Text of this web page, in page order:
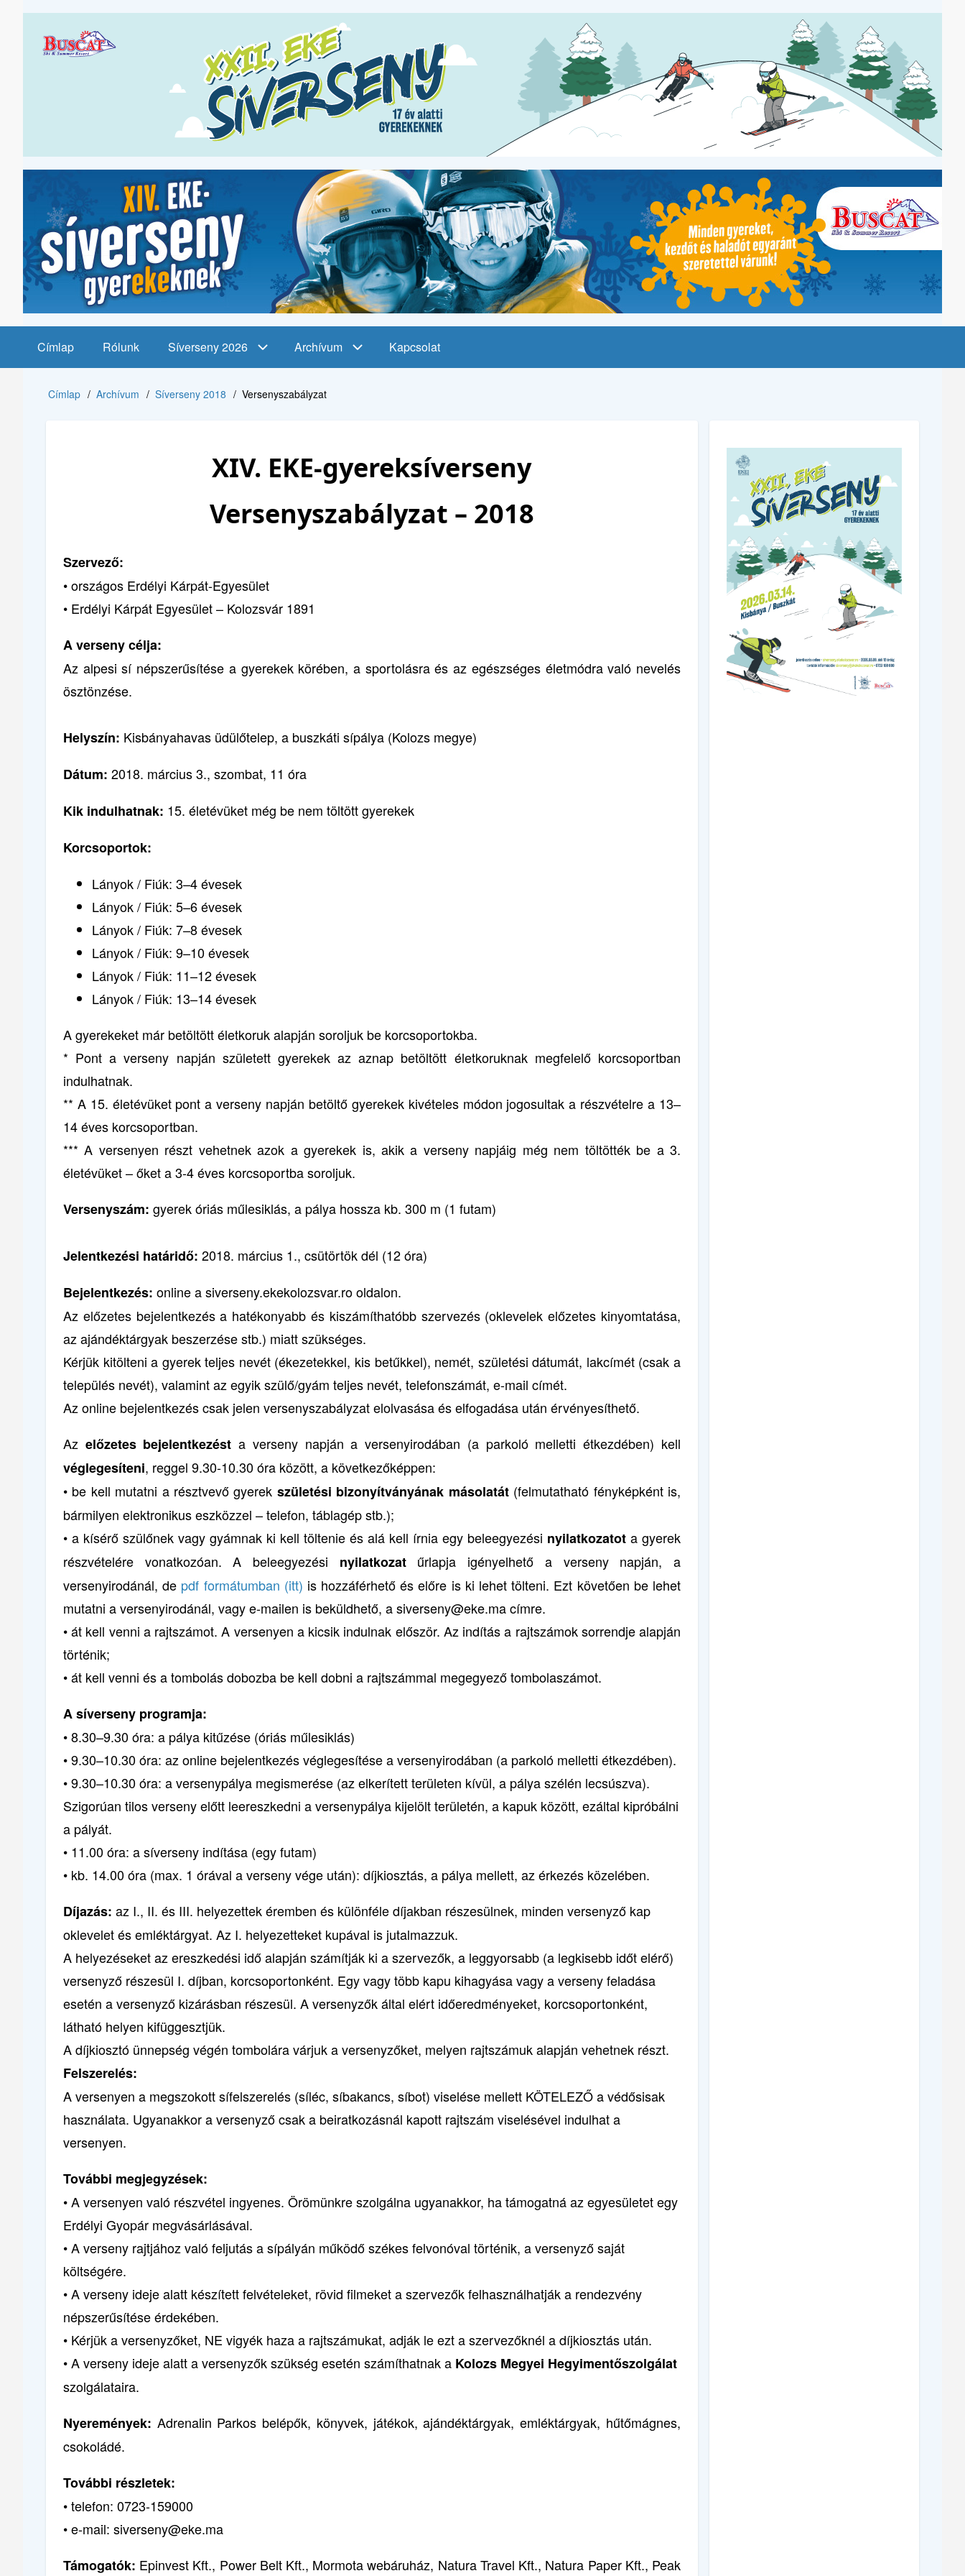
Ugrás
tartalomra
Main
navigation
Címlap Rólunk Síverseny 2026 Archívum Kapcsolat
Morzsa
Címlap Archívum Síverseny 2018 Versenyszabályzat
XIV. EKE-gyereksíverseny
Versenyszabályzat – 2018
Szervező:
• országos Erdélyi Kárpát-Egyesület
• Erdélyi Kárpát Egyesület – Kolozsvár 1891
A verseny célja:
Az alpesi sí népszerűsítése a gyerekek körében, a sportolásra és az egészséges életmódra való nevelés
ösztönzése.
Helyszín: Kisbányahavas üdülőtelep, a buszkáti sípálya (Kolozs megye)
Dátum: 2018. március 3., szombat, 11 óra
Kik indulhatnak: 15. életévüket még be nem töltött gyerekek
Korcsoportok:
Lányok / Fiúk: 3–4 évesek
Lányok / Fiúk: 5–6 évesek
Lányok / Fiúk: 7–8 évesek
Lányok / Fiúk: 9–10 évesek
Lányok / Fiúk: 11–12 évesek
Lányok / Fiúk: 13–14 évesek
A gyerekeket már betöltött életkoruk alapján soroljuk be korcsoportokba.
* Pont a verseny napján született gyerekek az aznap betöltött életkoruknak megfelelő korcsoportban
indulhatnak.
** A 15. életévüket pont a verseny napján betöltő gyerekek kivételes módon jogosultak a részvételre a 13–
14 éves korcsoportban.
*** A versenyen részt vehetnek azok a gyerekek is, akik a verseny napjáig még nem töltötték be a 3.
életévüket – őket a 3-4 éves korcsoportba soroljuk.
Versenyszám: gyerek óriás műlesiklás, a pálya hossza kb. 300 m (1 futam)
Jelentkezési határidő: 2018. március 1., csütörtök dél (12 óra)
Bejelentkezés: online a siverseny.ekekolozsvar.ro oldalon.
Az előzetes bejelentkezés a hatékonyabb és kiszámíthatóbb szervezés (oklevelek előzetes kinyomtatása,
az ajándéktárgyak beszerzése stb.) miatt szükséges.
Kérjük kitölteni a gyerek teljes nevét (ékezetekkel, kis betűkkel), nemét, születési dátumát, lakcímét (csak a
település nevét), valamint az egyik szülő/gyám teljes nevét, telefonszámát, e-mail címét.
Az online bejelentkezés csak jelen versenyszabályzat elolvasása és elfogadása után érvényesíthető.
Az előzetes bejelentkezést a verseny napján a versenyirodában (a parkoló melletti étkezdében) kell
véglegesíteni, reggel 9.30-10.30 óra között, a következőképpen:
• be kell mutatni a résztvevő gyerek születési bizonyítványának másolatát (felmutatható fényképként is,
bármilyen elektronikus eszközzel – telefon, táblagép stb.);
• a kísérő szülőnek vagy gyámnak ki kell töltenie és alá kell írnia egy beleegyezési nyilatkozatot a gyerek
részvételére vonatkozóan. A beleegyezési nyilatkozatűrlapja igényelhető a verseny napján, a
versenyirodánál, de pdf formátumban (itt) is hozzáférhető és előre is ki lehet tölteni. Ezt követően be lehet
mutatni a versenyirodánál, vagy e-mailen is beküldhető, a siverseny@eke.ma címre.
• át kell venni a rajtszámot. A versenyen a kicsik indulnak először. Az indítás a rajtszámok sorrendje alapján
történik;
• át kell venni és a tombolás dobozba be kell dobni a rajtszámmal megegyező tombolaszámot.
A síverseny programja:
• 8.30–9.30 óra: a pálya kitűzése (óriás műlesiklás)
• 9.30–10.30 óra: az online bejelentkezés véglegesítése a versenyirodában (a parkoló melletti étkezdében).
• 9.30–10.30 óra: a versenypálya megismerése (az elkerített területen kívül, a pálya szélén lecsúszva).
Szigorúan tilos verseny előtt leereszkedni a versenypálya kijelölt területén, a kapuk között, ezáltal kipróbálni
a pályát.
• 11.00 óra: a síverseny indítása (egy futam)
• kb. 14.00 óra (max. 1 órával a verseny vége után): díjkiosztás, a pálya mellett, az érkezés közelében.
Díjazás: az I., II. és III. helyezettek éremben és különféle díjakban részesülnek, minden versenyző kap
oklevelet és emléktárgyat. Az I. helyezetteket kupával is jutalmazzuk.
A helyezéseket az ereszkedési idő alapján számítják ki a szervezők, a leggyorsabb (a legkisebb időt elérő)
versenyző részesül I. díjban, korcsoportonként. Egy vagy több kapu kihagyása vagy a verseny feladása
esetén a versenyző kizárásban részesül. A versenyzők által elért időeredményeket, korcsoportonként,
látható helyen kifüggesztjük.
A díjkiosztó ünnepség végén tombolára várjuk a versenyzőket, melyen rajtszámuk alapján vehetnek részt.
Felszerelés:
A versenyen a megszokott sífelszerelés (síléc, síbakancs, síbot) viselése mellett KÖTELEZŐ a védősisak
használata. Ugyanakkor a versenyző csak a beiratkozásnál kapott rajtszám viselésével indulhat a
versenyen.
További megjegyzések:
• A versenyen való részvétel ingyenes. Örömünkre szolgálna ugyanakkor, ha támogatná az egyesületet egy
Erdélyi Gyopár megvásárlásával.
• A verseny rajtjához való feljutás a sípályán működő székes felvonóval történik, a versenyző saját
költségére.
• A verseny ideje alatt készített felvételeket, rövid filmeket a szervezők felhasználhatják a rendezvény
népszerűsítése érdekében.
• Kérjük a versenyzőket, NE vigyék haza a rajtszámukat, adják le ezt a szervezőknél a díjkiosztás után.
• A verseny ideje alatt a versenyzők szükség esetén számíthatnak a Kolozs Megyei Hegyimentőszolgálat
szolgálataira.
Nyeremények: Adrenalin Parkos belépők, könyvek, játékok, ajándéktárgyak, emléktárgyak, hűtőmágnes,
csokoládé.
További részletek:
• telefon: 0723-159000
• e-mail: siverseny@eke.ma
Támogatók: Epinvest Kft., Power Belt Kft., Mormota webáruház, Natura Travel Kft., Natura Paper Kft., Peak